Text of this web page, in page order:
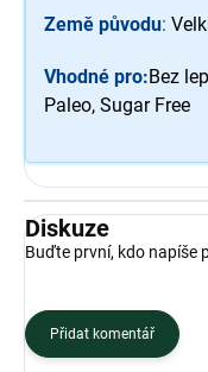
Země původu:
Vhodné pro:Bez
Paleo, Sugar Free
Diskuze
Buďte první, kdo napíše
Přidat komentář